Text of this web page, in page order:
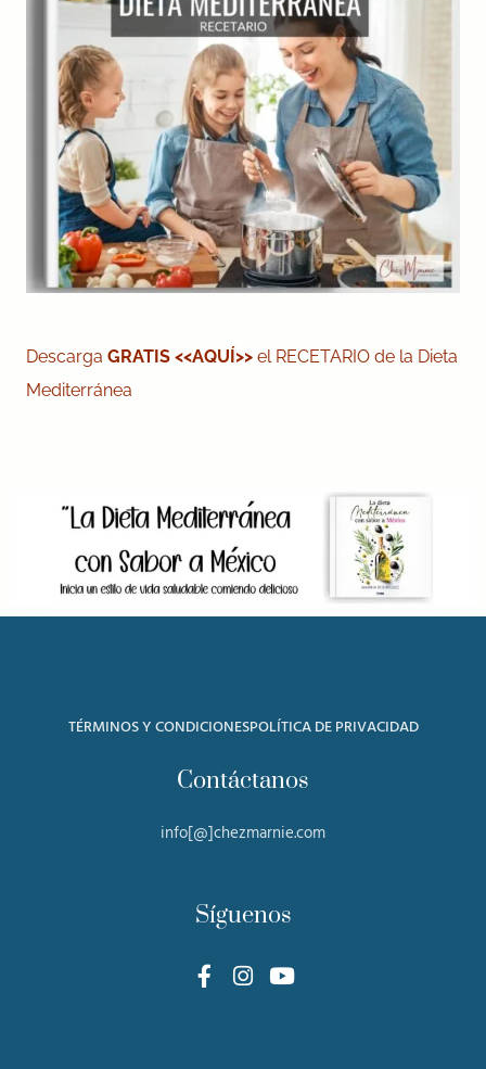
Descarga GRATIS <<AQUÍ>>el RECETARIO de la Dieta
Mediterránea
TÉRMINOS Y CONDICIONESPOLÍTICA DE PRIVACIDAD
Contáctanos
info[@]chezmarnie.com
Síguenos
F
a
I
n
Y
o